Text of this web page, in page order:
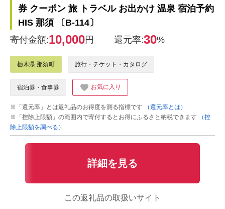
券 クーポン 旅 トラベル お出かけ 温泉 宿泊予約
HIS 那須 〔B-114〕
寄付金額:10,000円 還元率:30%
栃木県 那須町 旅行・チケット・カタログ
宿泊券・食事券 お気に入り
※「還元率」とは返礼品のお得度を測る指標です
（還元率とは）
※「控除上限額」の範囲内で寄付するとお得にふるさと納税できます
（控
除上限額を調べる）
詳細を見る
この返礼品の取扱いサイト